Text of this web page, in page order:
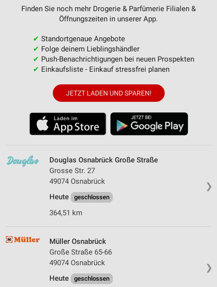
Finden Sie noch mehr Drogerie & Parfümerie Filialen &
Öffnungszeiten in unserer App.
✔ Standortgenaue Angebote
✔ Folge deinem Lieblingshändler
✔ Push-Benachrichtigungen bei neuen Prospekten
✔ Einkaufsliste - Einkauf stressfrei planen
JETZT LADEN UND SPAREN!
❯
Douglas Osnabrück Große Straße
Grosse Str. 27
49074 Osnabrück
Heute
geschlossen
364,51 km
❯
Müller Osnabrück
Große Straße 65-66
49074 Osnabrück
Heute
geschlossen